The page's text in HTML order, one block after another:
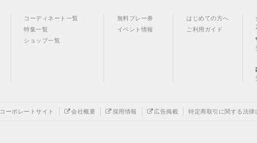
コーディネート一覧
特集一覧
ショップ一覧
無料プレー券
イベント情報
はじめての方へ
ご利用ガイド
コーポレートサイト 会社概要 採用情報 広告掲載 特定商取引に関する法律